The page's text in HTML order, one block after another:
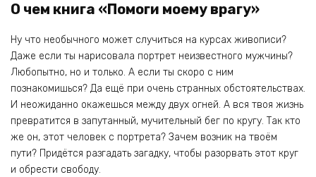
О чем книга «Помоги моему врагу»
Ну что необычного может случиться на курсах живописи?
Даже если ты нарисовала портрет неизвестного мужчины?
Любопытно, но и только. А если ты скоро с ним
познакомишься? Да ещё при очень странных обстоятельствах.
И неожиданно окажешься между двух огней. А вся твоя жизнь
превратится в запутанный, мучительный бег по кругу. Так кто
же он, этот человек с портрета? Зачем возник на твоём
пути? Придётся разгадать загадку, чтобы разорвать этот круг
и обрести свободу.